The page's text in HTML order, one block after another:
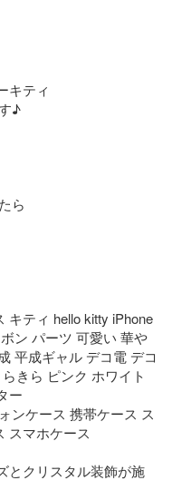
キティ
♪
ら
キティ hello kitty iPhone
ン パーツ 可愛い 華や
平成ギャル デコ電 デコ
きら ピンク ホワイト
ー
ンケース 携帯ケース ス
スマホケース
とクリスタル装飾が施